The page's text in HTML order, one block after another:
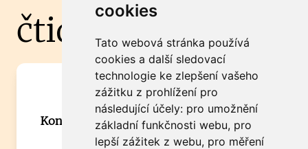
cookies
Tato webová stránka používá
cookies a další sledovací
technologie ke zlepšení vašeho
zážitku z prohlížení pro
následující účely: pro umožnění
základní funkčnosti webu, pro
lepší zážitek z webu, pro měření
čtidoma.cz
Máte zajímavou informaci? Chcete
spolupracovat?
Kontaktujte šéfredaktora Martina Chalupu:
chalupa@ctidoma.cz